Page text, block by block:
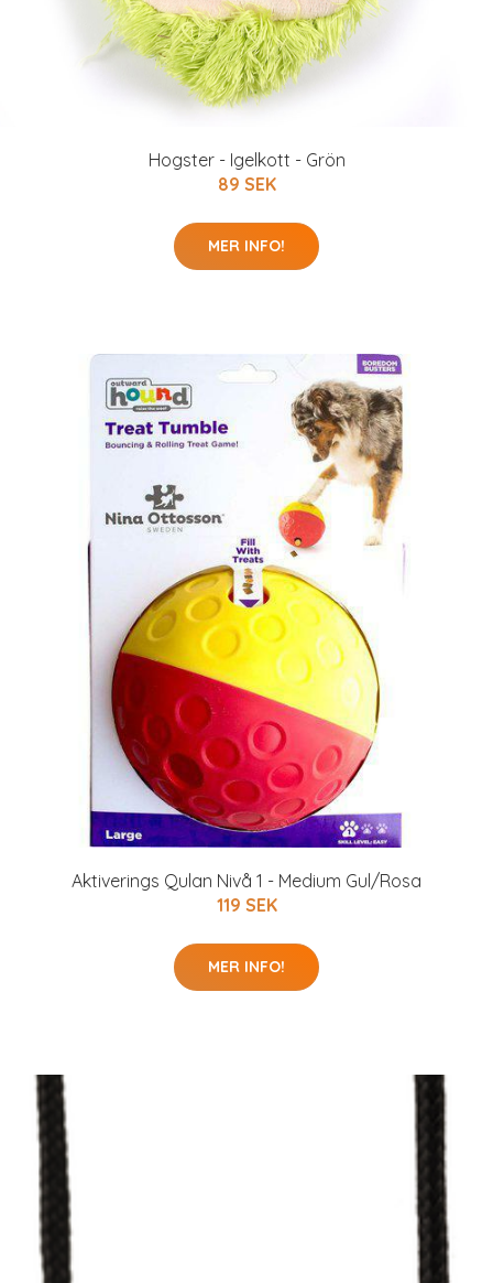
Hogster - Igelkott - Grön
89 SEK
MER INFO!
Aktiverings Qulan Nivå 1 - Medium Gul/Rosa
119 SEK
MER INFO!